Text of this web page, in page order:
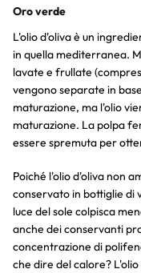
Oro verde
L'olio d'oliva è un
in quella mediterranea.
lavate e frullate
vengono separate in
maturazione, ma l'olio
maturazione. La polpa
essere spremuta per
Poiché l'olio d'oliva non
conservato in bottiglie di
luce del sole colpisca
anche dei conservanti
concentrazione di
che dire del calore?